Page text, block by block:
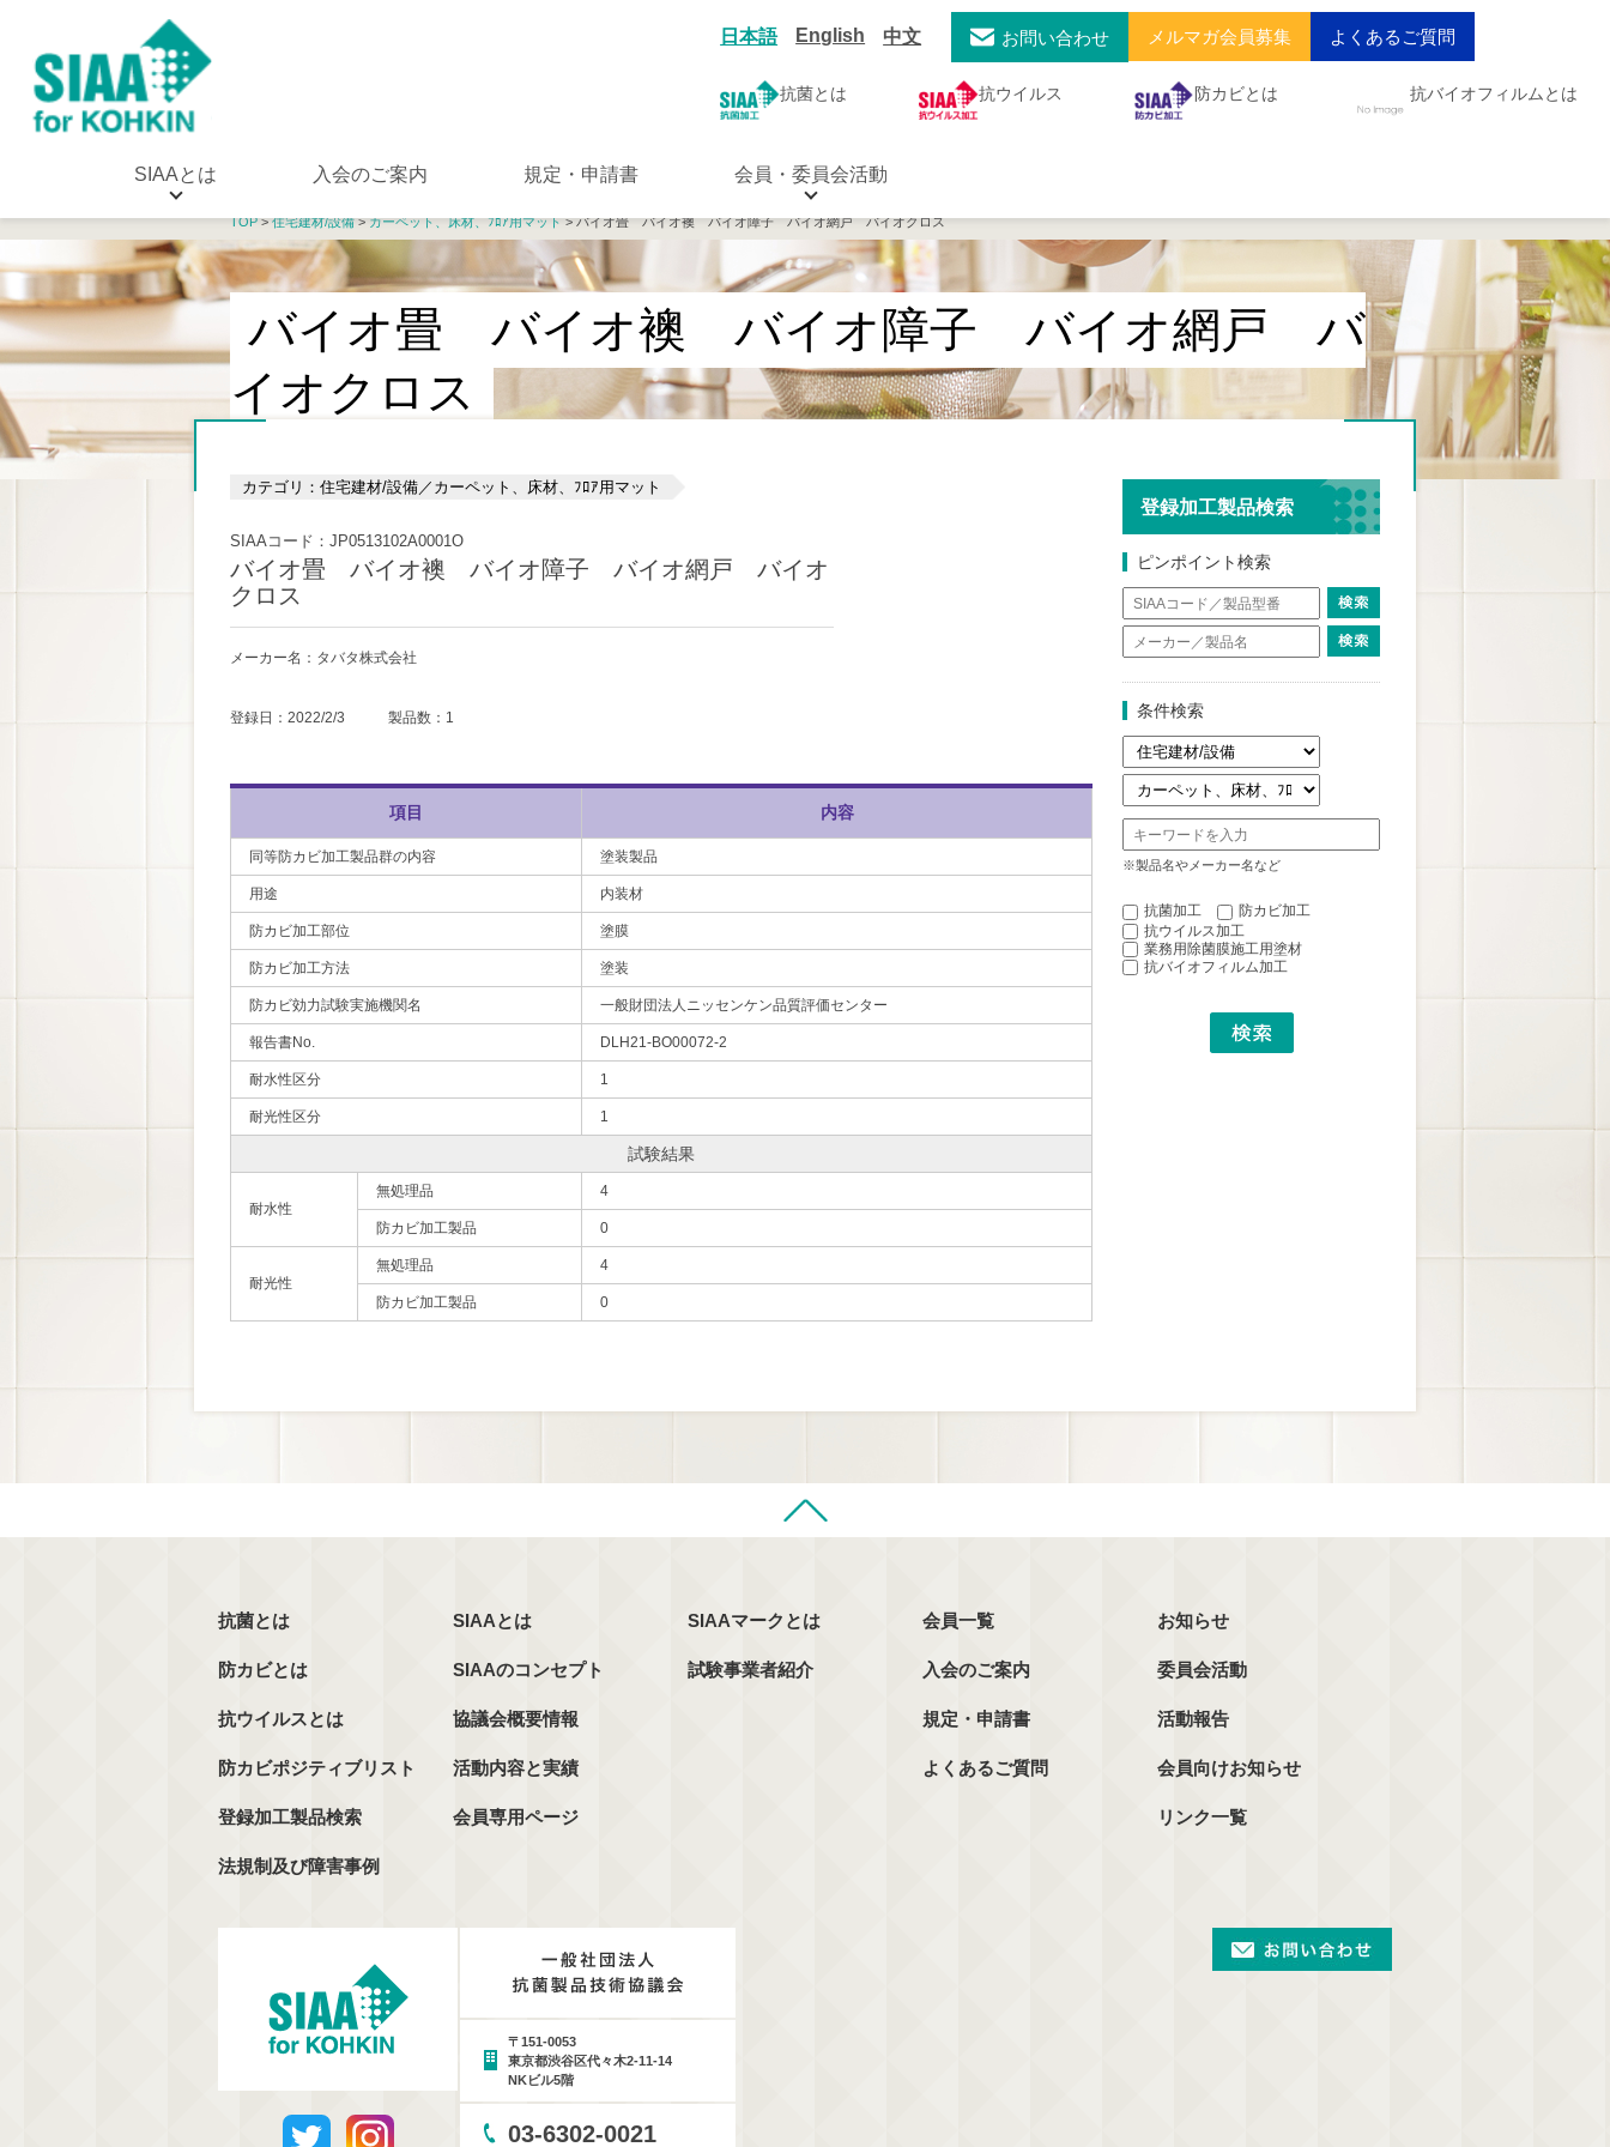
日本語 English 中文 お問い合わせ メルマガ会員募集 よくあるご質問
抗菌とは 抗ウイルス 防カビとは 抗バイオフィルムとは
SIAAとは 入会のご案内 規定・申請書 会員・委員会活動
TOP>住宅建材/設備>カーペット、床材、ﾌﾛｱ用マット> バイオ畳 バイオ襖 バイオ障子 バイオ網戸 バイオクロス
バイオ畳 バイオ襖 バイオ障子 バイオ網戸 バ
イオクロス
カテゴリ：住宅建材/設備／カーペット、床材、ﾌﾛｱ用マット
SIAAコード：JP0513102A0001O
バイオ畳 バイオ襖 バイオ障子 バイオ網戸 バイオ
クロス
メーカー名：タバタ株式会社
登録日：2022/2/3 製品数：1
項目 内容
同等防カビ加工製品群の内容 塗装製品
用途 内装材
防カビ加工部位 塗膜
防カビ加工方法 塗装
防カビ効力試験実施機関名 一般財団法人ニッセンケン品質評価センター
報告書No. DLH21-BO00072-2
耐水性区分 1
耐光性区分 1
試験結果
耐水性
無処理品 4
防カビ加工製品 0
耐光性
無処理品 4
防カビ加工製品 0
登録加工製品検索
ピンポイント検索
条件検索
※製品名やメーカー名など
抗菌加工
防カビ加工
抗ウイルス加工
業務用除菌膜施工用塗材
抗バイオフィルム加工
抗菌とは
防カビとは
抗ウイルスとは
防カビポジティブリスト
登録加工製品検索
法規制及び障害事例
SIAAとは
SIAAのコンセプト
協議会概要情報
活動内容と実績
会員専用ページ
SIAAマークとは
試験事業者紹介
会員一覧
入会のご案内
規定・申請書
よくあるご質問
お知らせ
委員会活動
活動報告
会員向けお知らせ
リンク一覧
〒151-0053
東京都渋谷区代々木2-11-14
NKビル5階
03-6302-0021